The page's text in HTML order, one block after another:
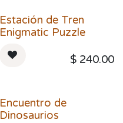
Estación de Tren
Enigmatic Puzzle
$ 240.00
Encuentro de
Dinosaurios